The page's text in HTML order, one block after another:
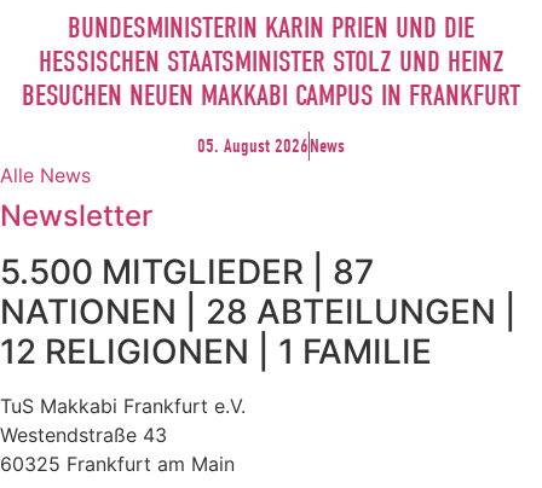
BUNDESMINISTERIN KARIN PRIEN UND DIE
HESSISCHEN STAATSMINISTER STOLZ UND HEINZ
BESUCHEN NEUEN MAKKABI CAMPUS IN FRANKFURT
05. August 2026 News
Alle News
Newsletter
5.500 MITGLIEDER | 87
NATIONEN | 28 ABTEILUNGEN |
12 RELIGIONEN | 1 FAMILIE
TuS Makkabi Frankfurt e.V.
Westendstraße 43
60325 Frankfurt am Main